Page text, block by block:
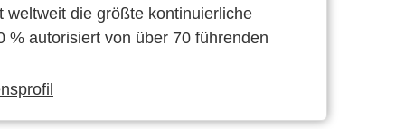
weltweit die größte kontinuierliche
% autorisiert von über 70 führenden